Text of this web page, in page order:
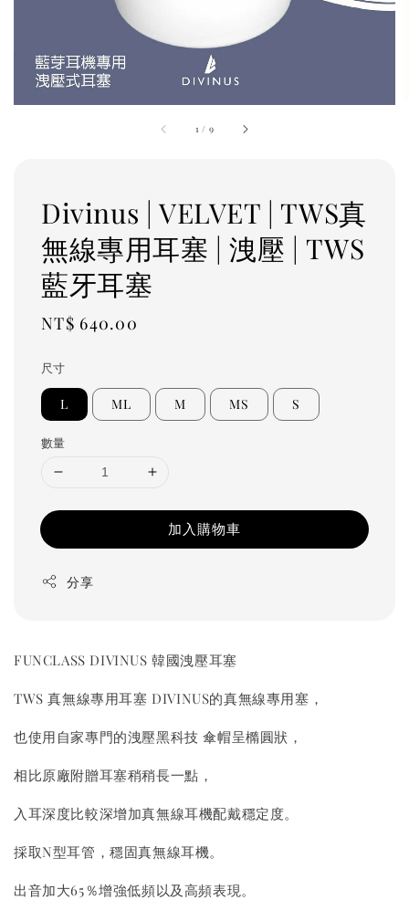
1 / 9
Divinus | VELVET | TWS真
無線專用耳塞 | 洩壓 | TWS
藍牙耳塞
Regular
NT$ 640.00
尺寸
L ML M MS S
數量
加入購物車
分享
FUNCLASS DIVINUS 韓國洩壓耳塞
TWS 真無線專用耳塞 DIVINUS的真無線專用塞，
也使用自家專門的洩壓黑科技 傘帽呈橢圓狀，
相比原廠附贈耳塞稍稍長一點，
入耳深度比較深增加真無線耳機配戴穩定度。
採取N型耳管，穩固真無線耳機。
出音加大65％增強低頻以及高頻表現。